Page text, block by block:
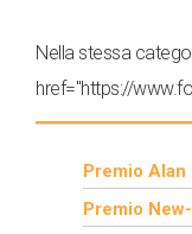
Nella stessa
href="https://
Premio
Premio